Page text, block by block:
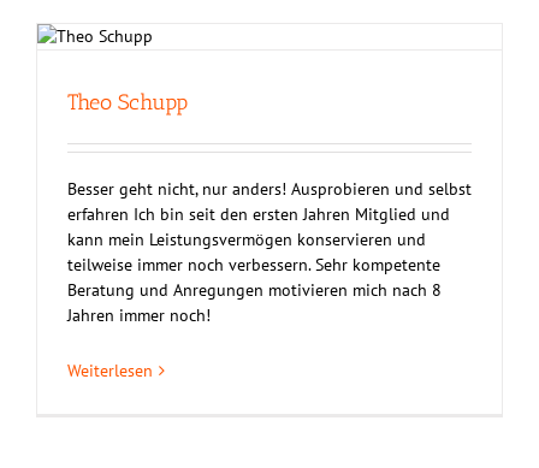
Theo Schupp
Besser geht nicht, nur anders! Ausprobieren und selbst
erfahren Ich bin seit den ersten Jahren Mitglied und
kann mein Leistungsvermögen konservieren und
teilweise immer noch verbessern. Sehr kompetente
Beratung und Anregungen motivieren mich nach 8
Jahren immer noch!
Weiterlesen